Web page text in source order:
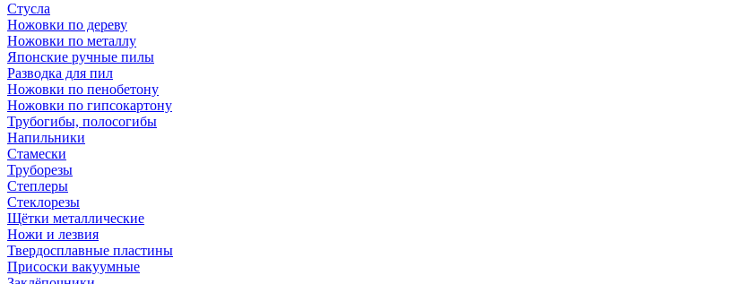
Стусла
Ножовки по дереву
Ножовки по металлу
Японские ручные пилы
Разводка для пил
Ножовки по пенобетону
Ножовки по гипсокартону
Трубогибы, полосогибы
Напильники
Стамески
Труборезы
Степлеры
Стеклорезы
Щётки металлические
Ножи и лезвия
Твердосплавные пластины
Присоски вакуумные